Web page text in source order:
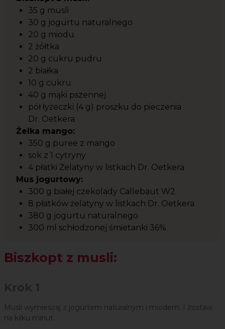
35 g musli
30 g jogurtu naturalnego
20 g miodu
2 żółtka
20 g cukru pudru
2 białka
10 g cukru
40 g mąki pszennej
pół łyżeczki (4 g) proszku do pieczenia
Dr. Oetkera
Żelka mango:
350 g puree z mango
sok z 1 cytryny
4 płatki Żelatyny w listkach Dr. Oetkera
Mus jogurtowy:
300 g białej czekolady Callebaut W2
8 płatków żelatyny w listkach Dr. Oetkera
380 g jogurtu naturalnego
300 ml schłodzonej śmietanki 36%
Biszkopt z musli:
Musli wymieszaj z jogurtem naturalnym i miodem. I zostaw
na kilku minut.